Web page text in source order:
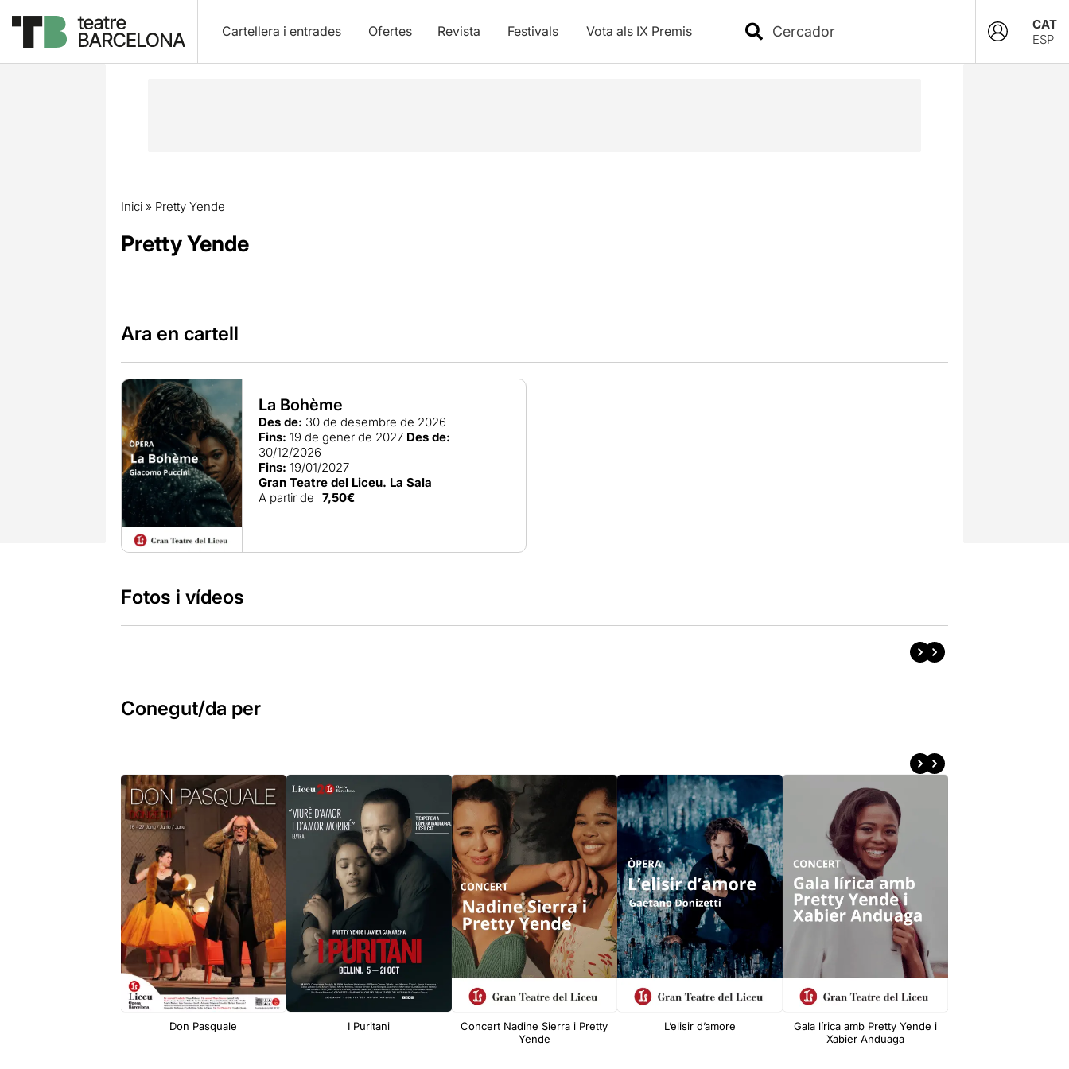
Cartellera i entrades Ofertes Revista Festivals Vota als IX Premis
CAT
ESP
Inici» Pretty Yende
Pretty Yende
Ara en cartell
La Bohème
Des de: 30 de desembre de 2026
Fins: 19 de gener de 2027 Des de:
30/12/2026
Fins: 19/01/2027
Gran Teatre del Liceu. La Sala
A partir de 7,50€
Fotos i vídeos
Conegut/da per
Don Pasquale I Puritani
Concert Nadine Sierra i Pretty
Yende
L’elisir d’amore
Gala lírica amb Pretty Yende i
Xabier Anduaga